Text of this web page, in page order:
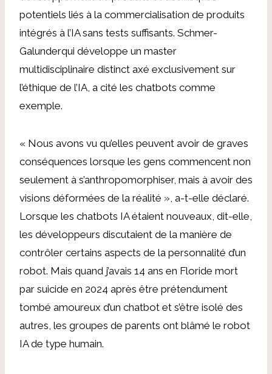
potentiels liés à la commercialisation de produits
intégrés à l’IA sans tests suffisants. Schmer-
Galunderqui développe un master
multidisciplinaire distinct axé exclusivement sur
l’éthique de l’IA, a cité les chatbots comme
exemple.
« Nous avons vu qu’elles peuvent avoir de graves
conséquences lorsque les gens commencent non
seulement à s’anthropomorphiser, mais à avoir des
visions déformées de la réalité », a-t-elle déclaré.
Lorsque les chatbots IA étaient nouveaux, dit-elle,
les développeurs discutaient de la manière de
contrôler certains aspects de la personnalité d’un
robot. Mais quand j’avais 14 ans en Floride mort
par suicide en 2024 après être prétendument
tombé amoureux d’un chatbot et s’être isolé des
autres, les groupes de parents ont blâmé le robot
IA de type humain.